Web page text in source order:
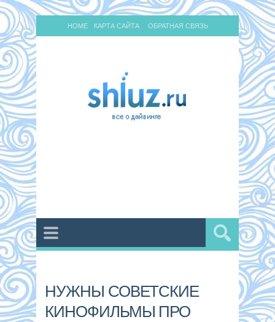
HOME КАРТА САЙТА ОБРАТНАЯ СВЯЗЬ
НУЖНЫ СОВЕТСКИЕ
КИНОФИЛЬМЫ ПРО